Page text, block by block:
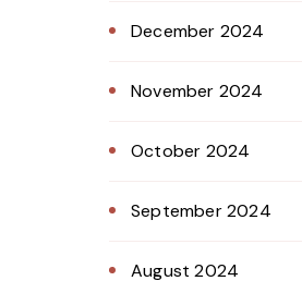
December 2024
November 2024
October 2024
September 2024
August 2024